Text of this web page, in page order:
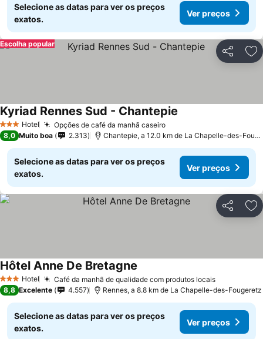
Selecione as datas para ver os preços
exatos.
Ver preços
Partilhar
Escolha popular
3 EstrelasHotel Opções de café da manhã caseiroVer preços
Kyriad Rennes Sud - Chantepie
8,0 Muito boa 2.313 Chantepie, a 12.0 km de La Chapelle-des-
Selecione as datas para ver os preços
exatos.
Ver preços
Partilhar
3 EstrelasHotel Café da manhã de qualidade com produtos locaisVer preços
Hôtel Anne De Bretagne
8,8 Excelente 4.557 Rennes, a 8.8 km de La Chapelle-des-Fougeretz
Selecione as datas para ver os preços
exatos.
Ver preços